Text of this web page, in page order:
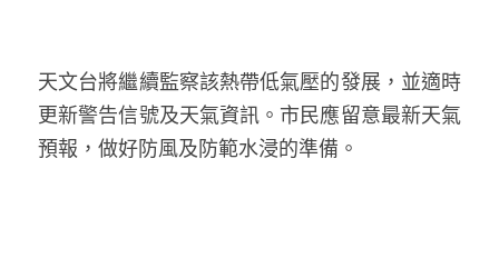
天文台將繼續監察該熱帶低氣壓的發展，並適時
更新警告信號及天氣資訊。市民應留意最新天氣
預報，做好防風及防範水浸的準備。